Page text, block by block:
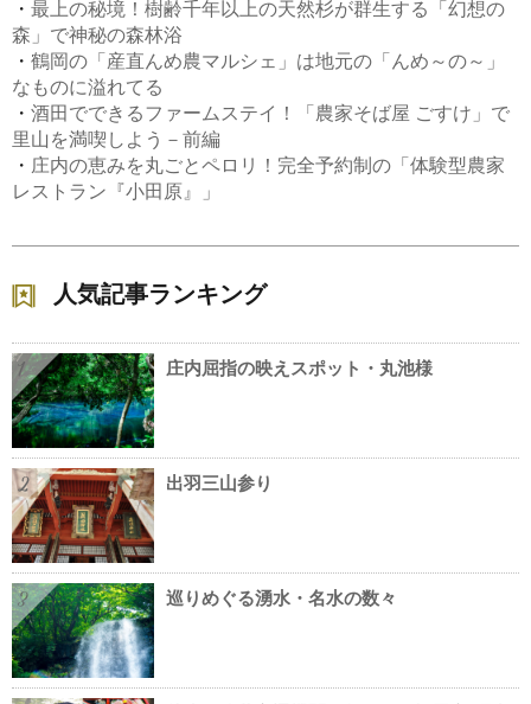
・ 最上の秘境！樹齢千年以上の天然杉が群生する「幻想の
森」で神秘の森林浴
・ 鶴岡の「産直んめ農マルシェ」は地元の「んめ～の～」
なものに溢れてる
・ 酒田でできるファームステイ！「農家そば屋 ごすけ」で
里山を満喫しよう－前編
・ 庄内の恵みを丸ごとペロリ！完全予約制の「体験型農家
レストラン『小田原』」
人気記事ランキング
1 庄内屈指の映えスポット・丸池様
2 出羽三山参り
3 巡りめぐる湧水・名水の数々